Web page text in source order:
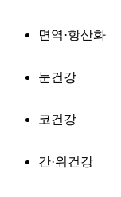
면역·항산화
눈건강
코건강
간·위건강